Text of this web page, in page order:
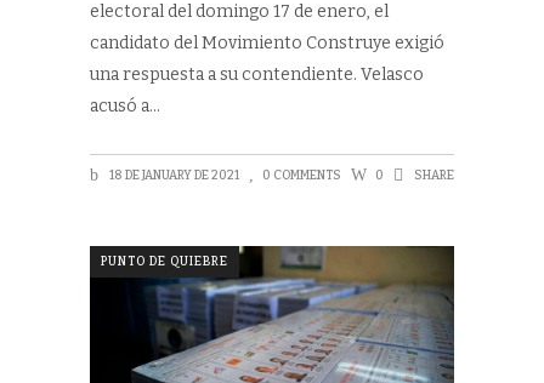
electoral del domingo 17 de enero, el
candidato del Movimiento Construye exigió
una respuesta a su contendiente. Velasco
acusó a
18 DE JANUARY DE 2021 0 COMMENTS 0 SHARE
PUNTO DE QUIEBRE